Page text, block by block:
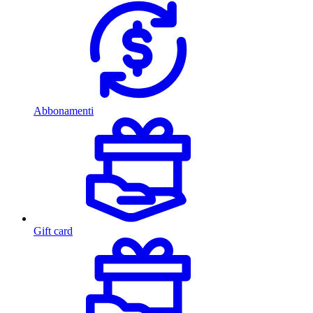
Abbonamenti
Gift card